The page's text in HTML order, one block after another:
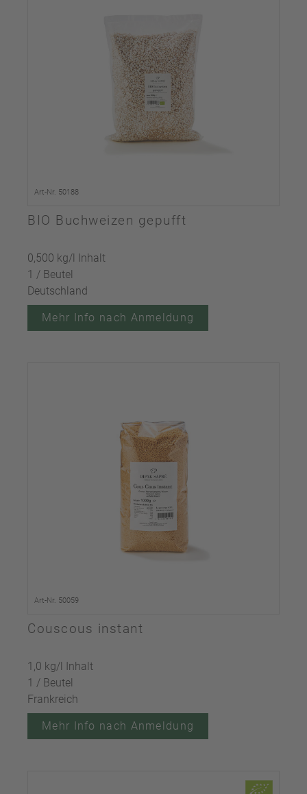
Art-Nr. 50188
BIO Buchweizen gepufft
0,500 kg/l Inhalt
1 / Beutel
Deutschland
Mehr Info nach Anmeldung
Art-Nr. 50059
Couscous instant
1,0 kg/l Inhalt
1 / Beutel
Frankreich
Mehr Info nach Anmeldung